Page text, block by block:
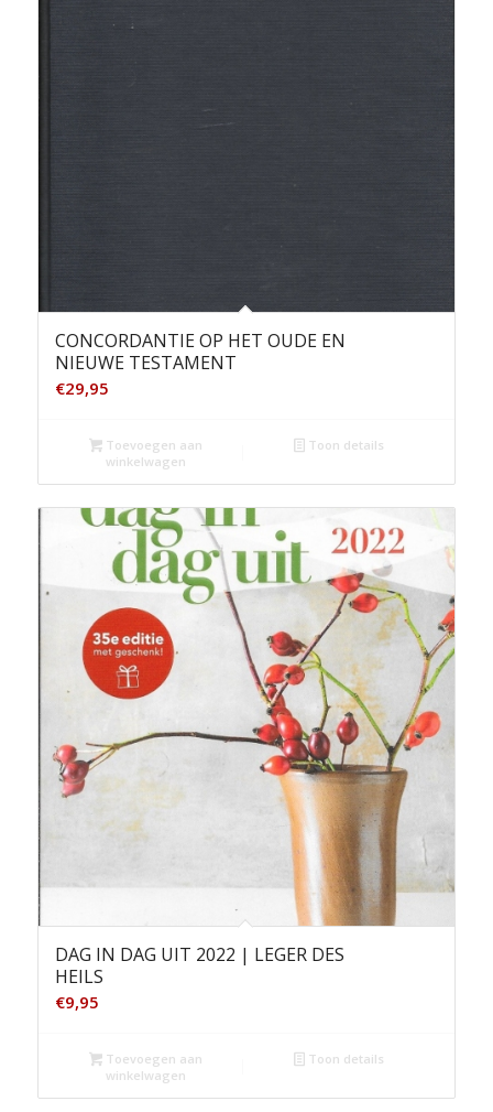
CONCORDANTIE OP HET OUDE EN
NIEUWE TESTAMENT
€29,95
Toevoegen aan
winkelwagen
Toon details
DAG IN DAG UIT 2022 | LEGER DES
HEILS
€9,95
Toevoegen aan
winkelwagen
Toon details